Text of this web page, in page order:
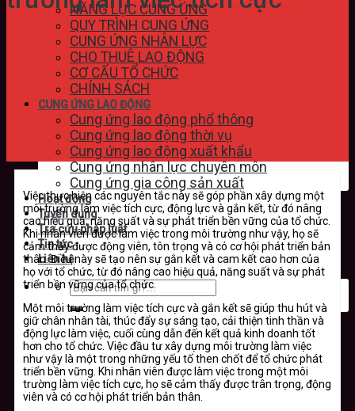
NĂNG LỰC CUNG ỨNG
QUY TRÌNH CUNG ỨNG
CUNG ỨNG NHÂN LỰC
CHO THUÊ LAO ĐỘNG
CƠ CẤU TỔ CHỨC
CHÍNH SÁCH
CUNG ỨNG LAO ĐỘNG
Cung ứng lao động phổ thông
Cung ứng lao động thời vụ
Cung ứng lao động xuất khẩu
Cung ứng nhân lực chuyên môn
Cung ứng gia công sản xuất
Hoạt động
Tuyển dụng
Tra cứu pháp luật
Tin tức
Liên hệ
Việc thực hiện các nguyên tắc này sẽ góp phần xây dựng một
môi trường làm việc tích cực, động lực và gắn kết, từ đó nâng
cao hiệu quả, năng suất và sự phát triển bền vững của tổ chức.
Khi nhân viên được làm việc trong môi trường như vậy, họ sẽ
cảm thấy được động viên, tôn trọng và có cơ hội phát triển bản
thân. Điều này sẽ tạo nên sự gắn kết và cam kết cao hơn của
họ với tổ chức, từ đó nâng cao hiệu quả, năng suất và sự phát
triển bền vững của tổ chức.
Một môi trường làm việc tích cực và gắn kết sẽ giúp thu hút và
giữ chân nhân tài, thúc đẩy sự sáng tạo, cải thiện tinh thần và
động lực làm việc, cuối cùng dẫn đến kết quả kinh doanh tốt
hơn cho tổ chức. Việc đầu tư xây dựng môi trường làm việc
như vậy là một trong những yếu tố then chốt để tổ chức phát
triển bền vững. Khi nhân viên được làm việc trong một môi
trường làm việc tích cực, họ sẽ cảm thấy được trân trọng, động
viên và có cơ hội phát triển bản thân.